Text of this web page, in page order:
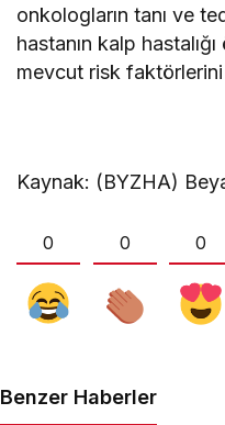
onkologların tanı ve
hastanın kalp
mevcut risk
Kaynak: (BYZHA)
0 0 0
Benzer Haberler